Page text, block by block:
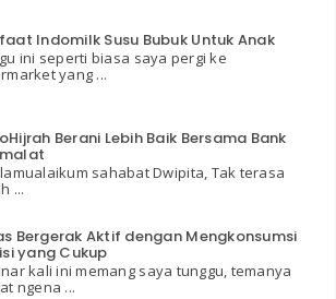
Indomilk Susu Bubuk Untuk Anak
ini seperti biasa saya pergi ke
yang ...
Berani Lebih Baik Bersama Bank
sahabat Dwipita, Tak terasa
...
Bergerak Aktif dengan Mengkonsumsi
yang Cukup
kali ini memang saya tunggu, temanya
ngena ...